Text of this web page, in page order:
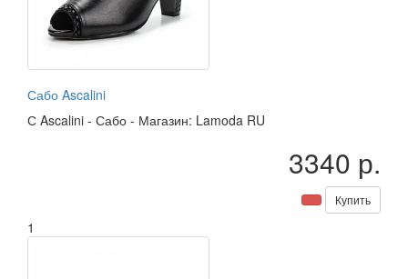
Сабо Ascalini
С Ascalini - Сабо - Магазин: Lamoda RU
3340 р.
Купить
1